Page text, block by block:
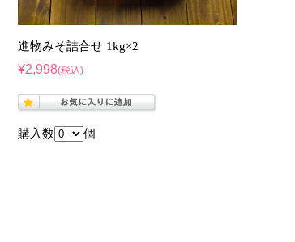
進物みそ詰合せ 1kg×2
¥2,998(税込)
購入数 個